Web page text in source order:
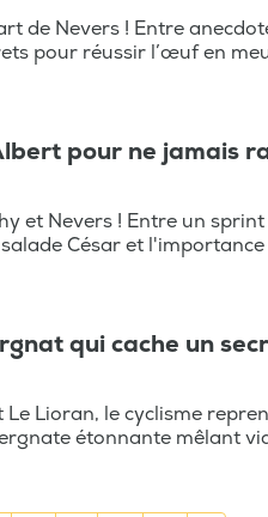
de Nevers ! Entre
pour réussir l’œuf en
pour ne jamais
et Nevers ! Entre un
César et
qui cache un
Lioran, le cyclisme
étonnante mêlant